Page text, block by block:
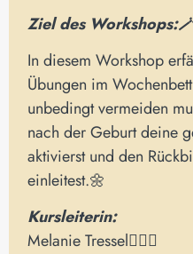
Ziel des
In diesem Workshop
Übungen im
unbedingt vermeiden
nach der Geburt deine
aktivierst und den
einleitest.🌼
Kursleiterin:
Melanie Tressel🧘🏻‍♀️